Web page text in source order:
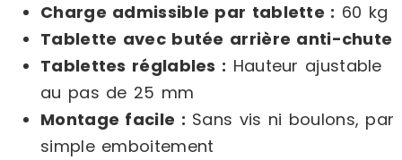
Charge admissible par tablette : 60 kg
Tablette avec butée arrière anti-chute
Tablettes réglables : Hauteur ajustable
au pas de 25 mm
Montage facile : Sans vis ni boulons, par
simple emboitement